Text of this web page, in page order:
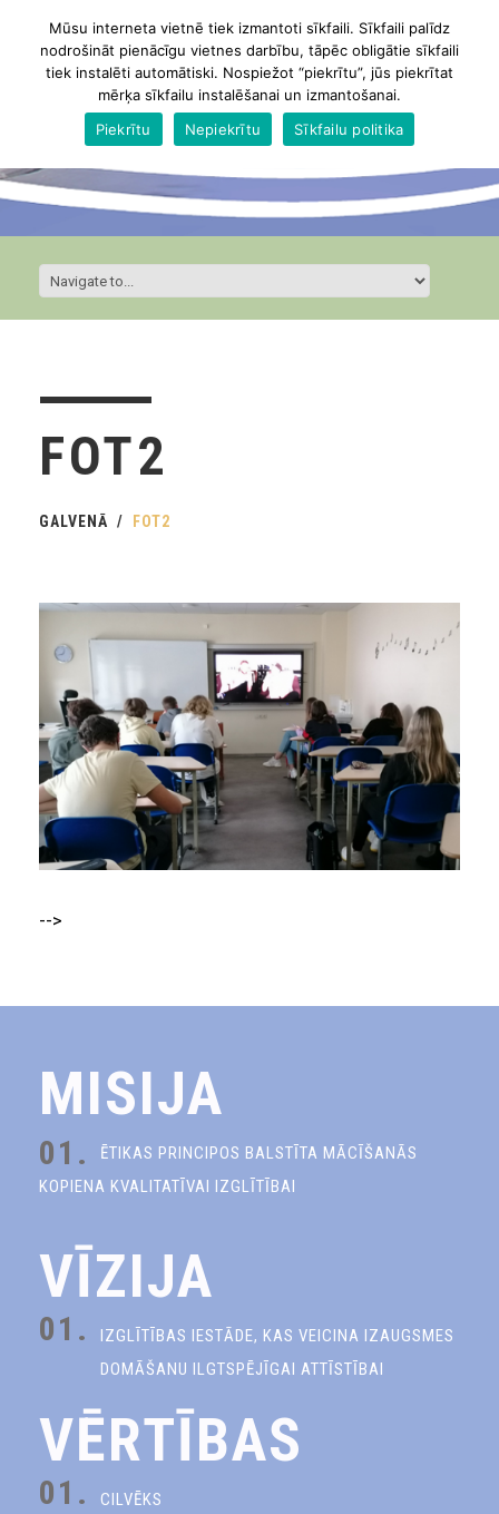
FOT2
GALVENĀ FOT2
-->
MISIJA
01.
ĒTIKAS PRINCIPOS BALSTĪTA MĀCĪŠANĀS
KOPIENA KVALITATĪVAI IZGLĪTĪBAI
VĪZIJA
01.
IZGLĪTĪBAS IESTĀDE, KAS VEICINA IZAUGSMES
DOMĀŠANU ILGTSPĒJĪGAI ATTĪSTĪBAI
VĒRTĪBAS
01. CILVĒKS
Mūsu interneta vietnē tiek izmantoti sīkfaili. Sīkfaili palīdz
nodrošināt pienācīgu vietnes darbību, tāpēc obligātie sīkfaili
tiek instalēti automātiski. Nospiežot “piekrītu”, jūs piekrītat
mērķa sīkfailu instalēšanai un izmantošanai.
Piekrītu
Nepiekrītu Sīkfailu politika